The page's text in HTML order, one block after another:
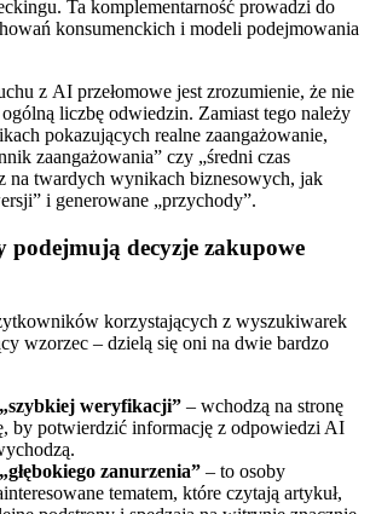
Ta komplementarność prowadzi do
konsumenckich i modeli podejmowania
z AI przełomowe jest zrozumienie, że nie
liczbę odwiedzin. Zamiast tego należy
pokazujących realne zaangażowanie,
zaangażowania” czy „średni czas
na twardych wynikach biznesowych, jak
i generowane „przychody”.
podejmują decyzje zakupowe
korzystających z wyszukiwarek
wzorzec – dzielą się oni na dwie bardzo
weryfikacji” – wchodzą na stronę
by potwierdzić informację z odpowiedzi AI
zanurzenia” – to osoby
tematem, które czytają artykuł,